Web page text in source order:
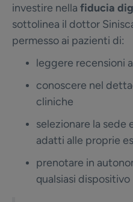
investire nella fiducia
sottolinea il dottor
permesso ai pazienti di:
leggere recensioni
conoscere nel
cliniche
selezionare la sede
adatti alle proprie
prenotare in
qualsiasi dispositivo